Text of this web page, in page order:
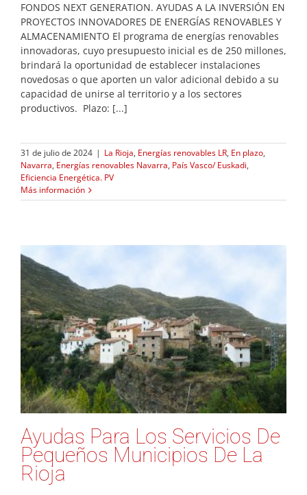
FONDOS NEXT GENERATION. AYUDAS A LA INVERSIÓN EN
PROYECTOS INNOVADORES DE ENERGÍAS RENOVABLES Y
ALMACENAMIENTO El programa de energías renovables
innovadoras, cuyo presupuesto inicial es de 250 millones,
brindará la oportunidad de establecer instalaciones
novedosas o que aporten un valor adicional debido a su
capacidad de unirse al territorio y a los sectores
productivos. Plazo: [...]
31 de julio de 2024 | La Rioja, Energías renovables LR, En plazo,
Navarra, Energías renovables Navarra, País Vasco/ Euskadi,
Eficiencia Energética. PV
Más información
Ayudas Para Los Servicios De
Pequeños Municipios De La
Rioja